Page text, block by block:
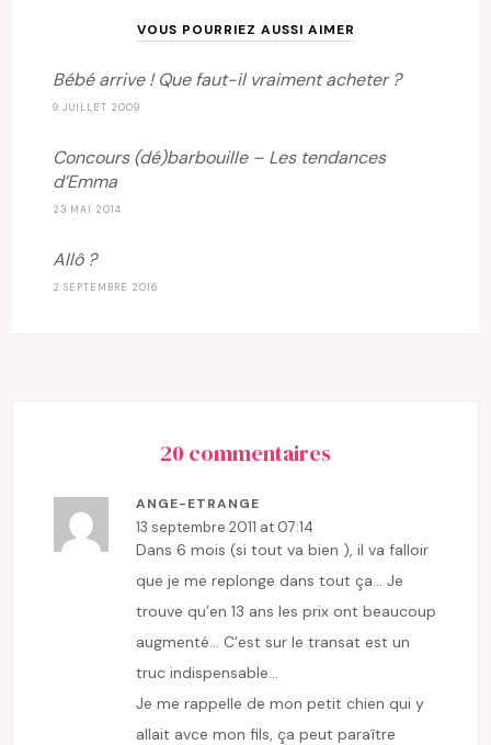
VOUS POURRIEZ AUSSI AIMER
Bébé arrive ! Que faut-il vraiment acheter ?
9 JUILLET 2009
Concours (dé)barbouille – Les tendances
d’Emma
23 MAI 2014
Allô ?
2 SEPTEMBRE 2016
20 commentaires
ANGE-ETRANGE
13 septembre 2011 at 07:14
Dans 6 mois (si tout va bien ), il va falloir
que je me replonge dans tout ça… Je
trouve qu’en 13 ans les prix ont beaucoup
augmenté… C’est sur le transat est un
truc indispensable…
Je me rappelle de mon petit chien qui y
allait avce mon fils, ça peut paraître